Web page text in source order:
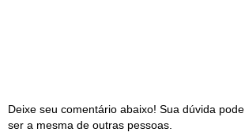
Deixe seu comentário abaixo! Sua dúvida pode
ser a mesma de outras pessoas.